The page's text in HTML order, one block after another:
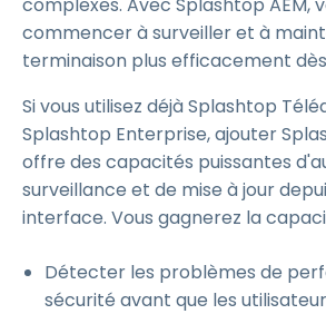
commencer à surveiller et à
terminaison plus efficacement
Si vous utilisez déjà Splashtop
Splashtop Enterprise, ajouter
offre des capacités puissantes
surveillance et de mise à jour
interface. Vous gagnerez la
Détecter les problèmes de
sécurité avant que les